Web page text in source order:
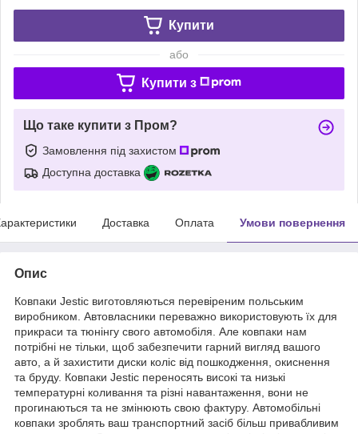
Купити
або
Купити з
Що таке купити з Пром?
Замовлення під захистом
Доступна доставка
Доставка Оплата Умови повернення
Опис
Ковпаки Jestic виготовляються перевіреним польським
виробником. Автовласники переважно використовують їх для
прикраси та тюнінгу свого автомобіля. Але ковпаки нам
потрібні не тільки, щоб забезпечити гарний вигляд вашого
авто, а й захистити диски коліс від пошкодження, окиснення
та бруду. Ковпаки Jestic переносять високі та низькі
температурні коливання та різні навантаження, вони не
прогинаються та не змінюють свою фактуру. Автомобільні
ковпаки зроблять ваш транспортний засіб більш привабливим